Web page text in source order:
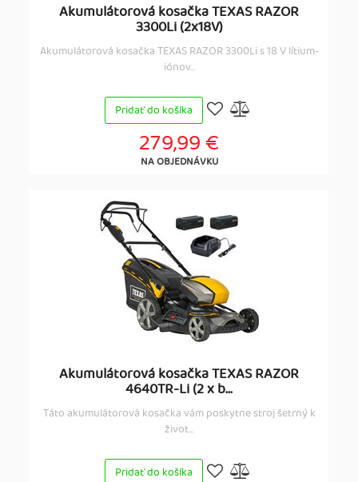
Akumulátorová kosačka TEXAS RAZOR
3300Li (2x18V)
Akumulátorová kosačka TEXAS RAZOR 3300Li s 18 V lítium-
iónov...
Pridať do košíka
279,99 €
NA OBJEDNÁVKU
Akumulátorová kosačka TEXAS RAZOR
4640TR-Li (2 x b...
Táto akumulátorová kosačka vám poskytne stroj šetrný k
život...
Pridať do košíka